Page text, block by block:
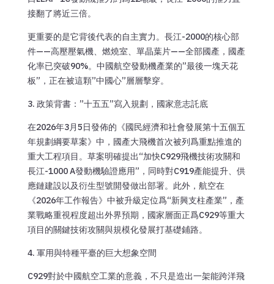
接翻了將近三倍。
更重要的是它背後代表的自主實力。長江-2000的核心部
件——高壓壓氣機、燃燒室、單晶葉片——全部國產，國產
化率已突破90%。中國航空發動機產業的”最後一塊天花
板”，正在被這顆”中國心”層層擊穿。
3. 政策背書：”十五五”寫入規劃，國家意志託底
在2026年3月5日發佈的《國民經濟和社會發展第十五個五
年規劃綱要草案》中，國產大飛機首次被列爲重點推進的
重大工程項目。草案明確提出“加快C929飛機技術攻關和
長江-1000 A發動機驗證應用”，同時對C919產能提升、供
應鏈建設以及衍生型號開發做出部署。此外，航空在
《2026年工作報告》中被升級定位爲“新興支柱產業”，產
業戰略重視程度超出外界預期，國家層面正爲C929等重大
項目的關鍵技術攻關與規模化發展打基礎鋪路。
4. 軍用與特種平臺的巨大想象空間
C929對於中國航空工業的意義，不只是造出一架能跨洋飛